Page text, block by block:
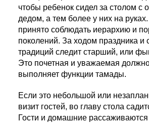
чтобы ребенок сидел за столом с
дедом, а тем более у них на
принято соблюдать иерархию и
поколений. За ходом праздника и
традиций следит старший, или
Это почетная и уважаемая
выполняет функции тамады.
Если это небольшой или
визит гостей, во главу стола
Гости и домашние рассаживаются